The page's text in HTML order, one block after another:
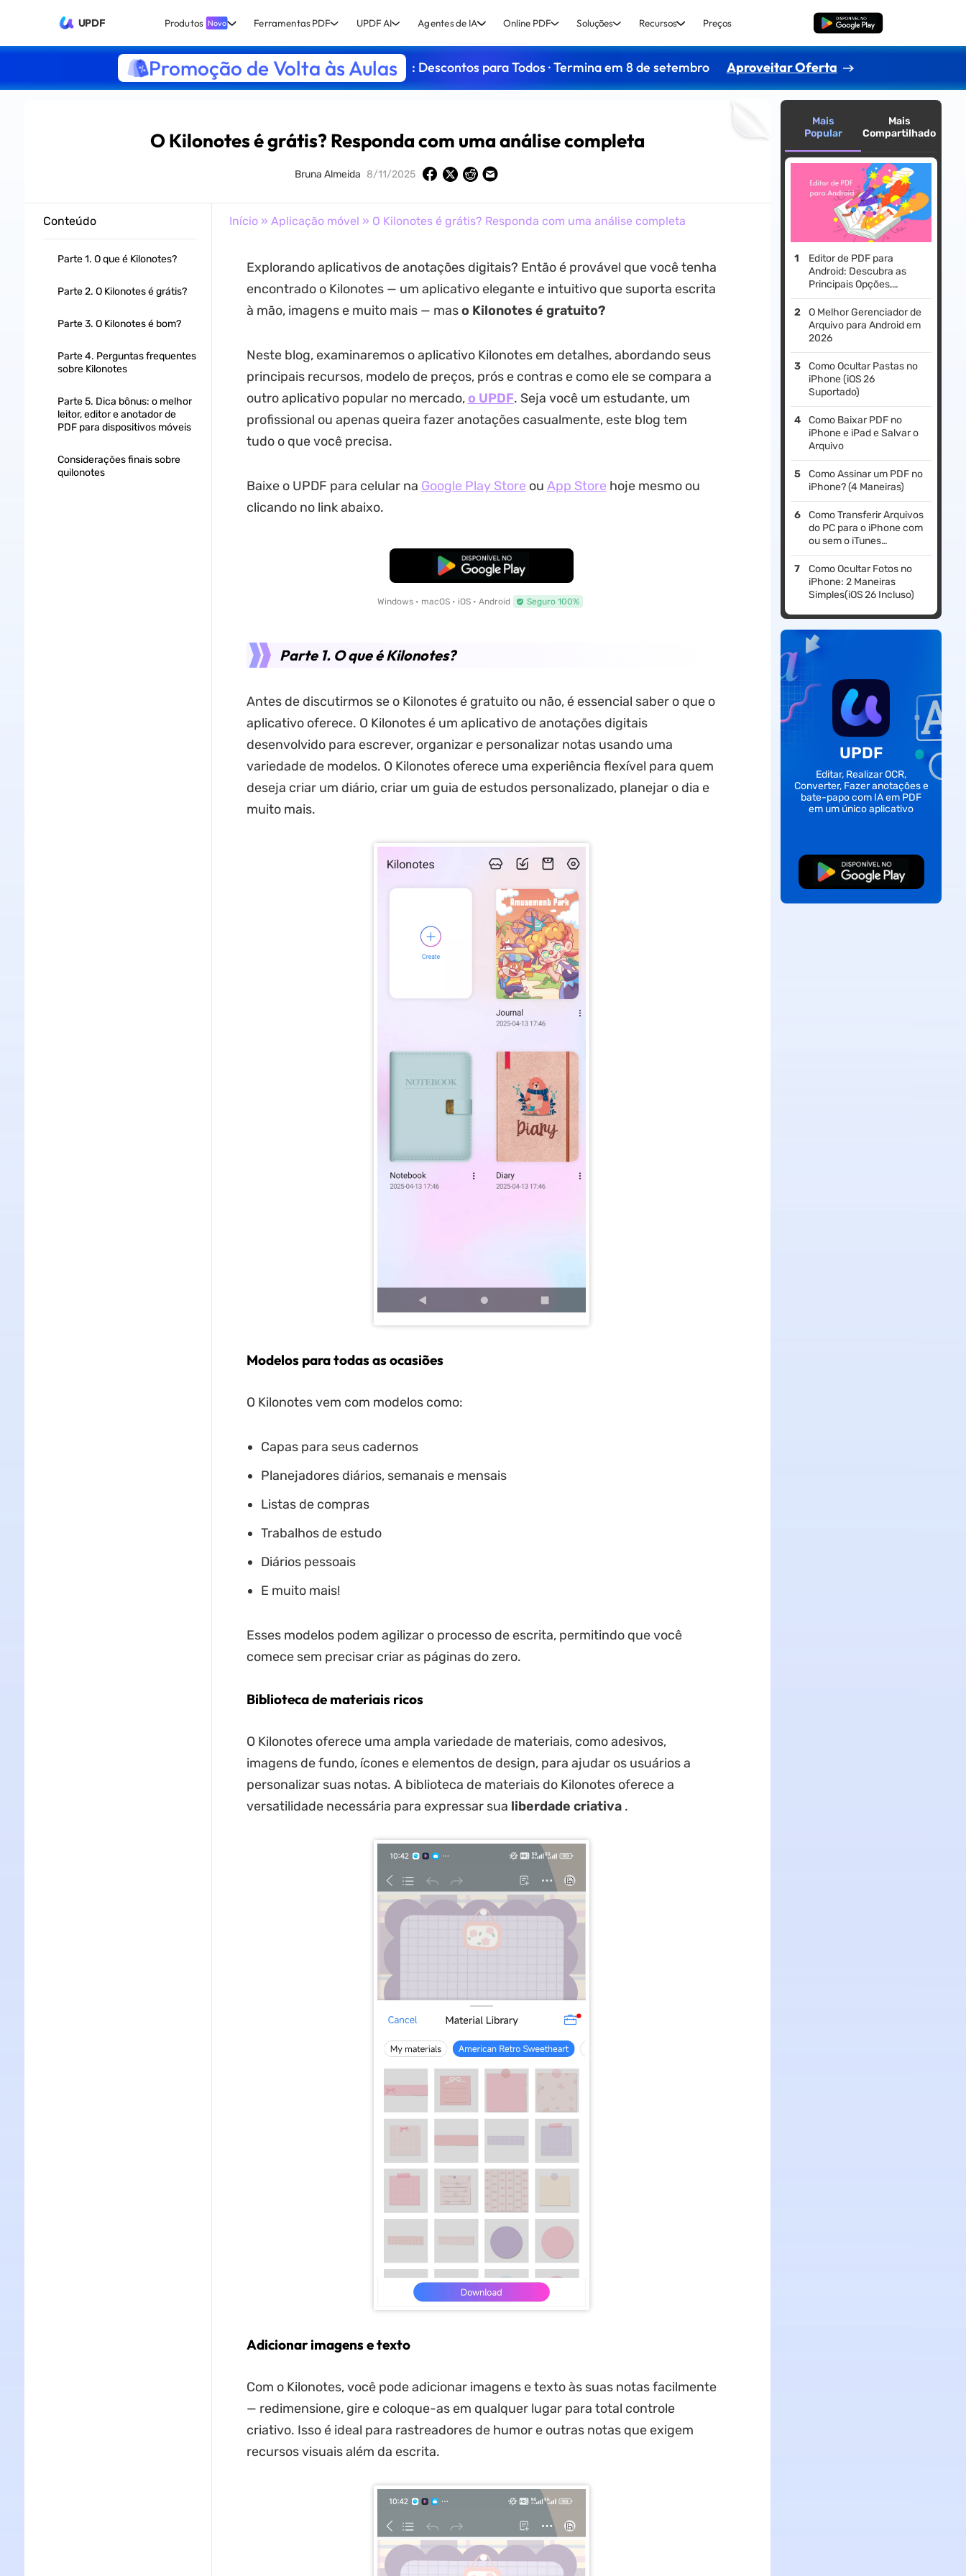
UPDF Produtos Novo Ferramentas PDF UPDF AI Agentes de IA Online PDF Soluções Recursos Preços Baixar Grátis
Promoção de Volta às Aulas : Descontos para Todos · Termina em 8 de setembro Aproveitar Oferta
O Kilonotes é grátis? Responda com uma análise completa
Bruna Almeida 8/11/2025
Conteúdo
Parte 1. O que é Kilonotes?
Parte 2. O Kilonotes é grátis?
Parte 3. O Kilonotes é bom?
Parte 4. Perguntas frequentes
sobre Kilonotes
Parte 5. Dica bônus: o melhor
leitor, editor e anotador de
PDF para dispositivos móveis
Considerações finais sobre
quilonotes
Início» Aplicação móvel » O Kilonotes é grátis? Responda com uma análise completa
Explorando aplicativos de anotações digitais? Então é provável que você tenha
encontrado o Kilonotes — um aplicativo elegante e intuitivo que suporta escrita
à mão, imagens e muito mais — maso Kilonotes é gratuito?
Neste blog, examinaremos o aplicativo Kilonotes em detalhes, abordando seus
principais recursos, modelo de preços, prós e contras e como ele se compara a
outro aplicativo popular no mercado,o UPDF. Seja você um estudante, um
profissional ou apenas queira fazer anotações casualmente, este blog tem
tudo o que você precisa.
Baixe o UPDF para celular na Google Play Store ou App Store hoje mesmo ou
clicando no link abaixo.
Baixar Grátis
Windows • macOS • iOS • Android Seguro 100%
Parte 1. O que é Kilonotes?
Antes de discutirmos se o Kilonotes é gratuito ou não, é essencial saber o que o
aplicativo oferece. O Kilonotes é um aplicativo de anotações digitais
desenvolvido para escrever, organizar e personalizar notas usando uma
variedade de modelos. O Kilonotes oferece uma experiência flexível para quem
deseja criar um diário, criar um guia de estudos personalizado, planejar o dia e
muito mais.
Modelos para todas as ocasiões
O Kilonotes vem com modelos como:
Capas para seus cadernos
Planejadores diários, semanais e mensais
Listas de compras
Trabalhos de estudo
Diários pessoais
E muito mais!
Esses modelos podem agilizar o processo de escrita, permitindo que você
comece sem precisar criar as páginas do zero.
Biblioteca de materiais ricos
O Kilonotes oferece uma ampla variedade de materiais, como adesivos,
imagens de fundo, ícones e elementos de design, para ajudar os usuários a
personalizar suas notas. A biblioteca de materiais do Kilonotes oferece a
versatilidade necessária para expressar sua liberdade criativa.
Adicionar imagens e texto
Com o Kilonotes, você pode adicionar imagens e texto às suas notas facilmente
— redimensione, gire e coloque-as em qualquer lugar para total controle
criativo. Isso é ideal para rastreadores de humor e outras notas que exigem
recursos visuais além da escrita.
Mais
Popular
Mais
Compartilhado
Editor de PDF para
Android: Descubra as
Principais Opções,
Recursos e Melhores
Escolhas [2026]
O Melhor Gerenciador de
Arquivo para Android em
2026
Como Ocultar Pastas no
iPhone (iOS 26
Suportado)
Como Baixar PDF no
iPhone e iPad e Salvar o
Arquivo
Como Assinar um PDF no
iPhone? (4 Maneiras)
Como Transferir Arquivos
do PC para o iPhone com
ou sem o iTunes
(Compatível com o
iOS 26)
Como Ocultar Fotos no
iPhone: 2 Maneiras
Simples(iOS 26 Incluso)
UPDF
Editar, Realizar OCR,
Converter, Fazer anotações e
bate-papo com IA em PDF
em um único aplicativo
Baixar Grátis